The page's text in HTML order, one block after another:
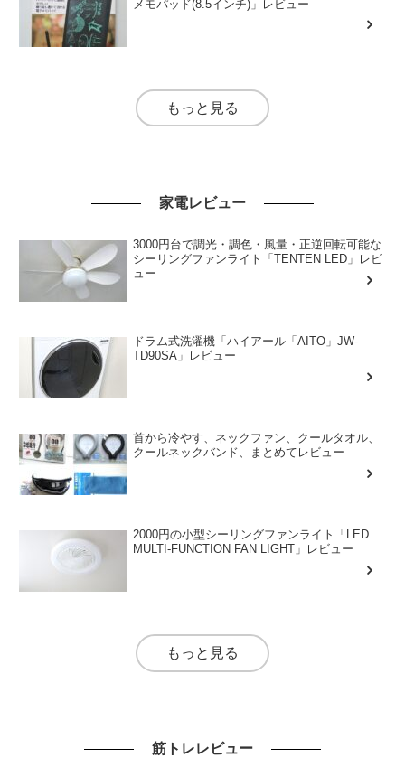
メモパッド(8.5インチ)」レビュー
もっと見る
家電レビュー
3000円台で調光・調色・風量・正逆回転可能な
シーリングファンライト「TENTEN LED」レビ
ュー
ドラム式洗濯機「ハイアール「AITO」JW-
TD90SA」レビュー
首から冷やす、ネックファン、クールタオル、
クールネックバンド、まとめてレビュー
2000円の小型シーリングファンライト「LED
MULTI-FUNCTION FAN LIGHT」レビュー
もっと見る
筋トレレビュー